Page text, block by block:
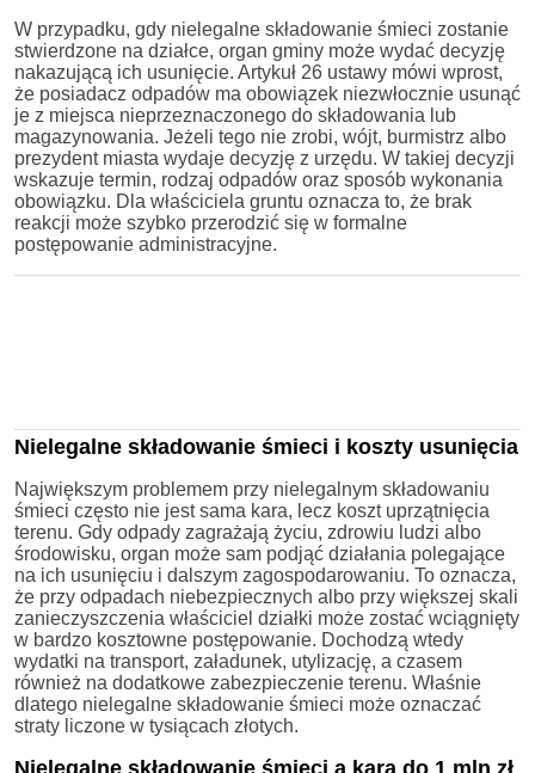
W przypadku, gdy nielegalne składowanie śmieci zostanie
stwierdzone na działce, organ gminy może wydać decyzję
nakazującą ich usunięcie. Artykuł 26 ustawy mówi wprost,
że posiadacz odpadów ma obowiązek niezwłocznie usunąć
je z miejsca nieprzeznaczonego do składowania lub
magazynowania. Jeżeli tego nie zrobi, wójt, burmistrz albo
prezydent miasta wydaje decyzję z urzędu. W takiej decyzji
wskazuje termin, rodzaj odpadów oraz sposób wykonania
obowiązku. Dla właściciela gruntu oznacza to, że brak
reakcji może szybko przerodzić się w formalne
postępowanie administracyjne.
Nielegalne składowanie śmieci i koszty usunięcia
Największym problemem przy nielegalnym składowaniu
śmieci często nie jest sama kara, lecz koszt uprzątnięcia
terenu. Gdy odpady zagrażają życiu, zdrowiu ludzi albo
środowisku, organ może sam podjąć działania polegające
na ich usunięciu i dalszym zagospodarowaniu. To oznacza,
że przy odpadach niebezpiecznych albo przy większej skali
zanieczyszczenia właściciel działki może zostać wciągnięty
w bardzo kosztowne postępowanie. Dochodzą wtedy
wydatki na transport, załadunek, utylizację, a czasem
również na dodatkowe zabezpieczenie terenu. Właśnie
dlatego nielegalne składowanie śmieci może oznaczać
straty liczone w tysiącach złotych.
Nielegalne składowanie śmieci a kara do 1 mln zł